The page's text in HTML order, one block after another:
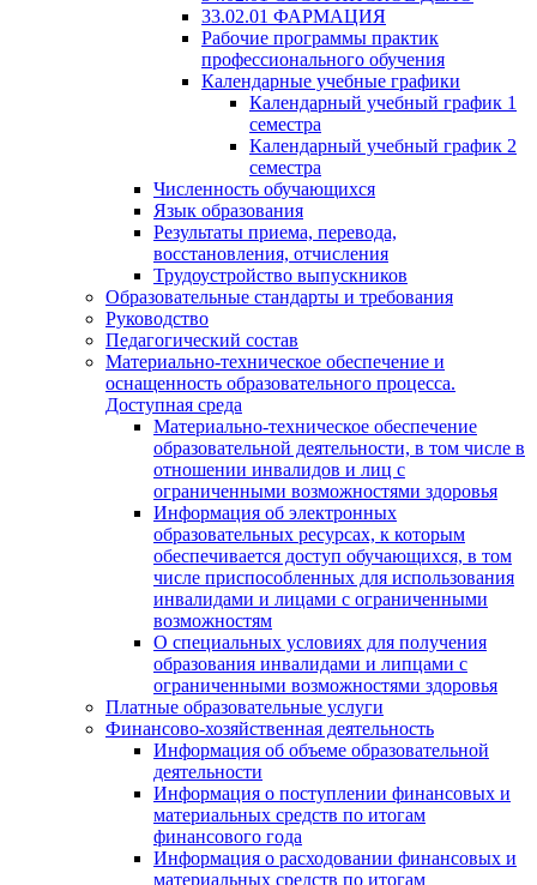
33.02.01 ФАРМАЦИЯ
Рабочие программы практик
профессионального обучения
Календарные учебные графики
Календарный учебный график 1
семестра
Календарный учебный график 2
семестра
Численность обучающихся
Язык образования
Результаты приема, перевода,
восстановления, отчисления
Трудоустройство выпускников
Образовательные стандарты и требования
Руководство
Педагогический состав
Материально-техническое обеспечение и
оснащенность образовательного процесса.
Доступная среда
Материально-техническое обеспечение
образовательной деятельности, в том числе в
отношении инвалидов и лиц с
ограниченными возможностями здоровья
Информация об электронных
образовательных ресурсах, к которым
обеспечивается доступ обучающихся, в том
числе приспособленных для использования
инвалидами и лицами с ограниченными
возможностям
О специальных условиях для получения
образования инвалидами и липцами с
ограниченными возможностями здоровья
Платные образовательные услуги
Финансово-хозяйственная деятельность
Информация об объеме образовательной
деятельности
Информация о поступлении финансовых и
материальных средств по итогам
финансового года
Информация о расходовании финансовых и
материальных средств по итогам